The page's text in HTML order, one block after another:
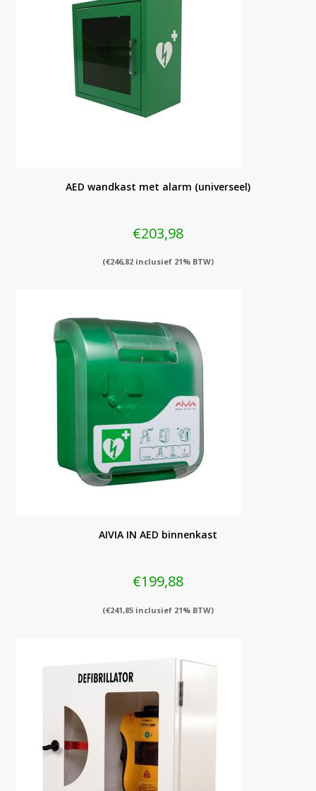
AED wandkast met alarm (universeel)
€203,98
(€246,82 inclusief 21% BTW)
AIVIA IN AED binnenkast
€199,88
(€241,85 inclusief 21% BTW)